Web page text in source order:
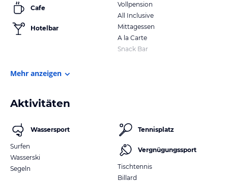
Cafe
Hotelbar
Vollpension
All Inclusive
Mittagessen
A la Carte
Snack Bar
Mehr anzeigen
Aktivitäten
Wassersport
Surfen
Wasserski
Segeln
Tennisplatz
Vergnügungssport
Tischtennis
Billard